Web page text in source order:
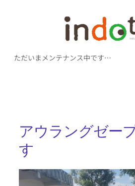
ただいまメンテナンス中です…
アウラングゼー
す